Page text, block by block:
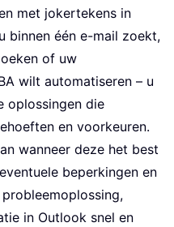
met jokertekens in
binnen één e-mail zoekt,
of uw
wilt automatiseren – u
oplossingen die
en voorkeuren.
wanneer deze het best
beperkingen en
in Outlook snel en